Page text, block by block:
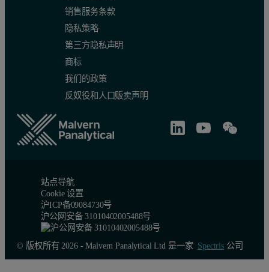
销售服务条款
隐私策略
第三方隐私声明
商标
我们的政策
反奴役和人口贩卖声明
站点导航
Cookie 设置
沪ICP备09084730号
沪公网安备 31010402005488号
© 版权所有 2026 - Malvern Panalytical Ltd 是一家 Spectris公司